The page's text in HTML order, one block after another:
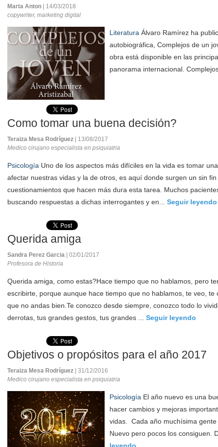
Marta Anton
| 14/03/2018
copywriter, marketing digital
Literatura Álvaro Ramírez ha
autobiográfica, Complejos de un
obra está disponible en las
panorama internacional.
Como tomar una buena decisión?
Teraiza Mesa Rodríguez
| 13/08/2017
Medico cirujano especialista en psiquiatria
Psicología Uno de los aspectos más difíciles en la vida es tomar
afectar nuestras vidas y la de otros, es aquí donde surgen un sin
cuestionamientos que hacen más dura esta tarea. Muchos
buscando respuestas a dichas interrogantes y en... Seguir leyendo
Querida amiga
Sandra Perez Garcia
| 02/01/2017
Profesora de Historia
Querida amiga, como estas?Hace tiempo que no hablamos, pero
escribirte, porque aunque hace tiempo que no hablamos, te veo, te
que no andas bien.Te conozco desde siempre, conozco todo lo
derrotas, tus grandes gestos, tus grandes ... Seguir leyendo
Objetivos o propósitos para el año 2017
Teraiza Mesa Rodríguez
| 31/12/2016
Medico cirujano especialista en psiquiatria
Psicología El año nuevo es una
hacer cambios y mejoras
vidas. Cada año muchísima
Nuevo pero pocos los consiguen.